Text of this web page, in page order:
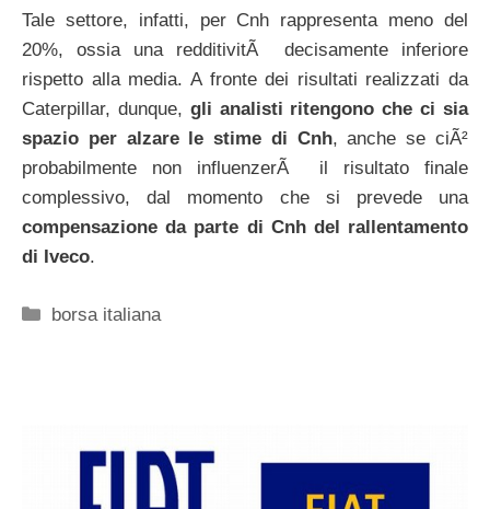
Tale settore, infatti, per Cnh rappresenta meno del
20%, ossia una redditivitÃ decisamente inferiore
rispetto alla media. A fronte dei risultati realizzati da
Caterpillar, dunque, gli analisti ritengono che ci sia
spazio per alzare le stime di Cnh, anche se ciÃ²
probabilmente non influenzerÃ il risultato finale
complessivo, dal momento che si prevede una
compensazione da parte di Cnh del rallentamento
di Iveco.
Categorie
borsa italiana